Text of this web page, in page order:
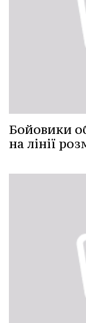
Бойовики
на лінії